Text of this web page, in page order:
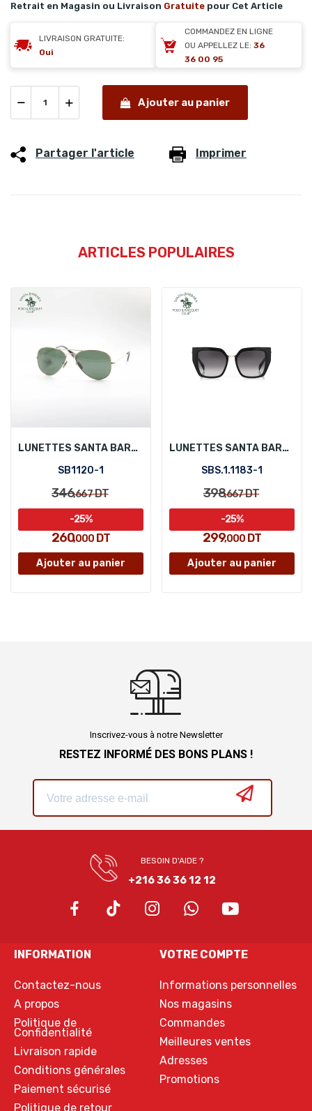
Retrait en Magasin ou Livraison Gratuite pour Cet Article
LIVRAISON GRATUITE:
Oui
COMMANDEZ EN LIGNE
OU APPELLEZ LE: 36
36 00 95
Ajouter au panier
Partager l'article Imprimer
ARTICLES POPULAIRES
LUNETTES SANTA BARBARA POLO SB1120-1
SB1120-1
346,667DT
260,000 DT
-25%
Ajouter au panier
LUNETTES SANTA BARBARA POLO SBS.1.1183-1
SBS.1.1183-1
398,667DT
299,000 DT
-25%
Ajouter au panier
Inscrivez-vous à notre Newsletter
RESTEZ INFORMÉ DES BONS PLANS !
BESOIN D'AIDE ?
+216 36 36 12 12
INFORMATION
Contactez-nous
A propos
Politique de
Confidentialité
Livraison rapide
Conditions générales
Paiement sécurisé
Politique de retour
VOTRE COMPTE
Informations personnelles
Nos magasins
Commandes
Meilleures ventes
Adresses
Promotions